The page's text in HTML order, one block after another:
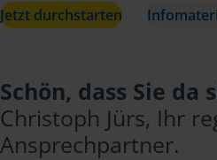
Jetzt durchstarten
Schön, dass Sie da
Christoph Jürs, Ihr
Ansprechpartner.